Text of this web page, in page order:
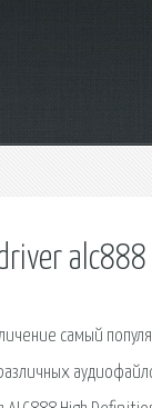
alc888
самый